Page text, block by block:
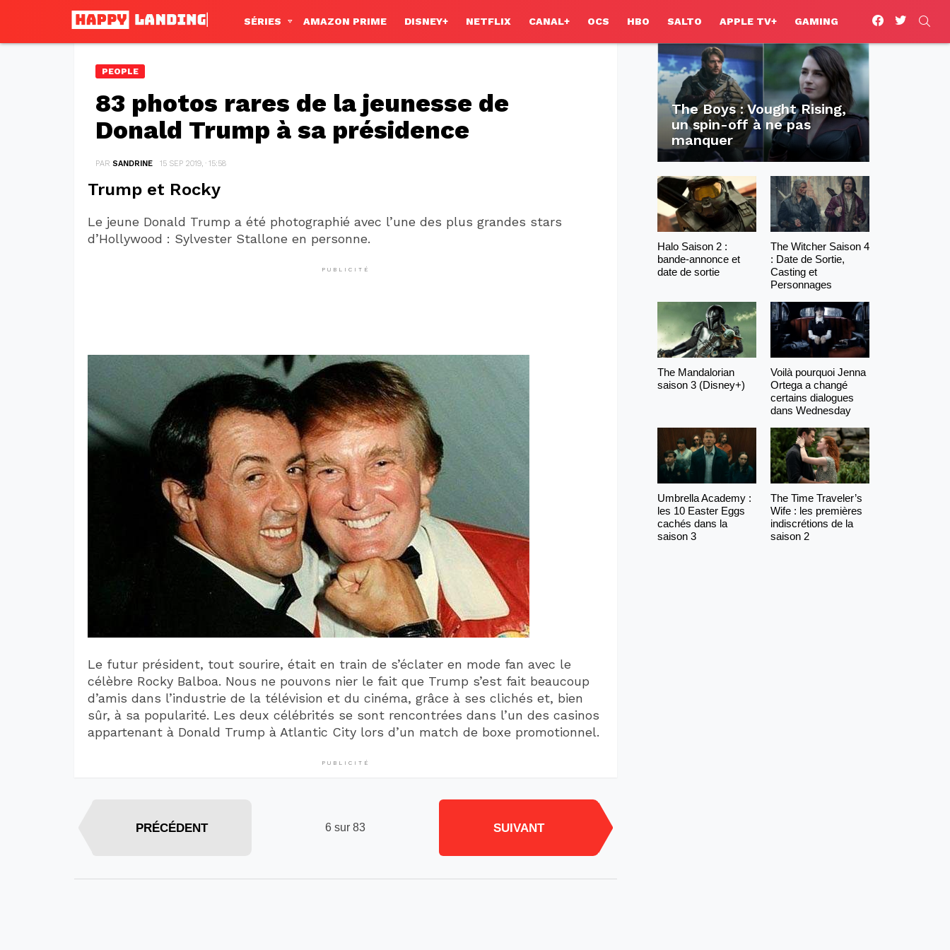
SÉRIES AMAZON PRIME DISNEY+ NETFLIX CANAL+ OCS HBO SALTO APPLE TV+ GAMING
facebooktwitter
PEOPLE
83 photos rares de la jeunesse de
Donald Trump à sa présidence
PAR SANDRINE 15 SEP 2019, · 15:58
Trump et Rocky
Le jeune Donald Trump a été photographié avec l’une des plus grandes stars
d’Hollywood : Sylvester Stallone en personne.
PUBLICITÉ
Le futur président, tout sourire, était en train de s’éclater en mode fan avec le
célèbre Rocky Balboa. Nous ne pouvons nier le fait que Trump s’est fait beaucoup
d’amis dans l’industrie de la télévision et du cinéma, grâce à ses clichés et, bien
sûr, à sa popularité. Les deux célébrités se sont rencontrées dans l’un des casinos
appartenant à Donald Trump à Atlantic City lors d’un match de boxe promotionnel.
PUBLICITÉ
6 sur 83
PRÉCÉDENT SUIVANT
The Boys : Vought Rising,
un spin-off à ne pas
manquer
Halo Saison 2 :
bande-annonce et
date de sortie
The Witcher Saison 4
: Date de Sortie,
Casting et
Personnages
The Mandalorian
saison 3 (Disney+)
Voilà pourquoi Jenna
Ortega a changé
certains dialogues
dans Wednesday
Umbrella Academy :
les 10 Easter Eggs
cachés dans la
saison 3
The Time Traveler’s
Wife : les premières
indiscrétions de la
saison 2